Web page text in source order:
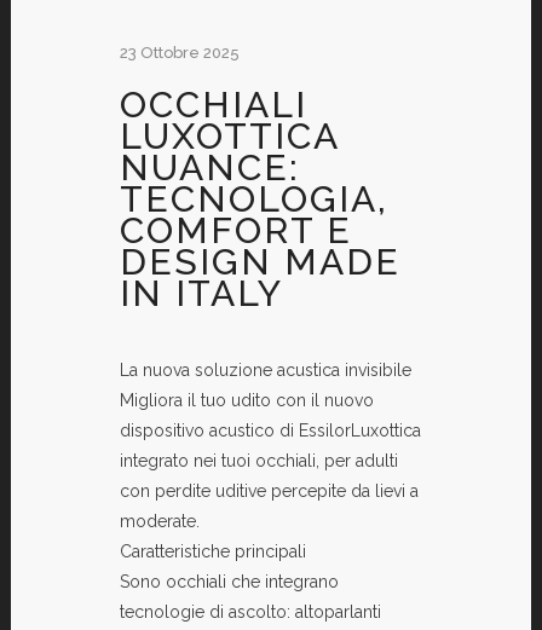
23 Ottobre 2025
OCCHIALI
LUXOTTICA
NUANCE:
TECNOLOGIA,
COMFORT E
DESIGN MADE
IN ITALY
La nuova soluzione acustica invisibile
Migliora il tuo udito con il nuovo
dispositivo acustico di EssilorLuxottica
integrato nei tuoi occhiali, per adulti
con perdite uditive percepite da lievi a
moderate.
Caratteristiche principali
Sono occhiali che integrano
tecnologie di ascolto: altoparlanti